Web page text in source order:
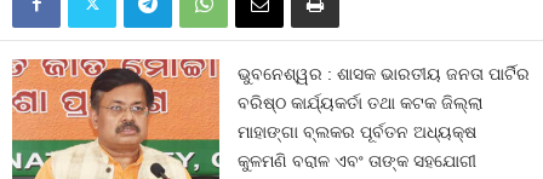
ଭୁବନେଶ୍ୱର : ଶାସକ ଭାରତୀୟ ଜନତା ପାର୍ଟିର
ବରିଷ୍ଠ କାର୍ଯ୍ୟକର୍ତା ତଥା କଟକ ଜିଲ୍ଲା
ମାହାଙ୍ଗା ବ୍ଲକର ପୂର୍ବତନ ଅଧ୍ୟକ୍ଷ
କୁଳମଣି ବରାଳ ଏବଂ ତାଙ୍କ ସହଯୋଗୀ